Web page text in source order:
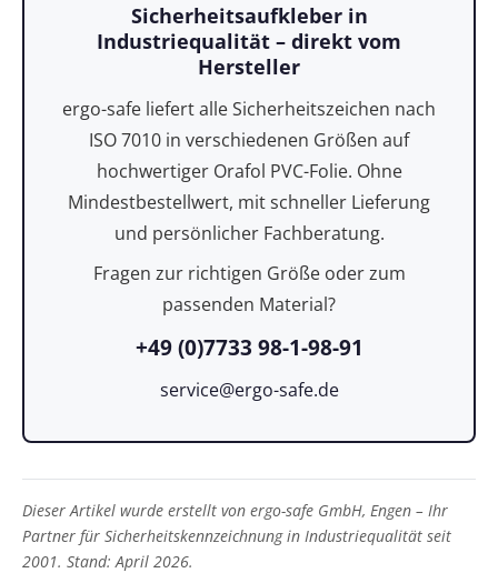
Sicherheitsaufkleber in
Industriequalität – direkt vom
Hersteller
ergo-safe liefert alle Sicherheitszeichen nach
ISO 7010 in verschiedenen Größen auf
hochwertiger Orafol PVC-Folie. Ohne
Mindestbestellwert, mit schneller Lieferung
und persönlicher Fachberatung.
Fragen zur richtigen Größe oder zum
passenden Material?
+49 (0)7733 98-1-98-91
service@ergo-safe.de
Dieser Artikel wurde erstellt von ergo-safe GmbH, Engen – Ihr
Partner für Sicherheitskennzeichnung in Industriequalität seit
2001. Stand: April 2026.